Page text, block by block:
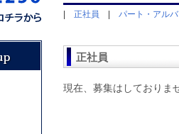
正社員 パート・アル
正社員
現在、募集はしておりま